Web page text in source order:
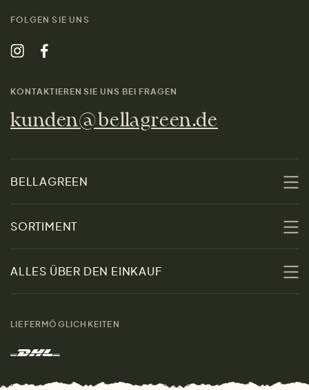
FOLGEN SIE UNS
KONTAKTIEREN SIE UNS BEI FRAGEN
kunden@bellagreen.de
BELLAGREEN
Über uns
Nachhaltigkeit
Kontakt
Marken
SORTIMENT
Sale
Damen
Herren
ALLES ÜBER DEN EINKAUF
LIEFERMÖGLICHKEITEN